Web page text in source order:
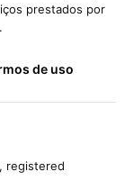
prestados por
de uso
registered